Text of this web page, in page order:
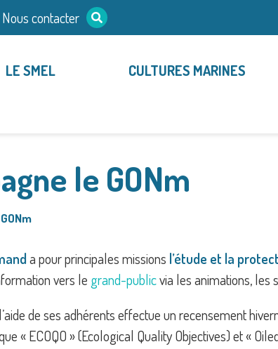
Nous contacter
LE SMEL CULTURES MARINES
le GONm
a pour principales missions l’étude et la
vers le grand-publicvia les animations, les
de ses adhérents effectue un recensement
« ECOQO » (Ecological Quality Objectives) et «